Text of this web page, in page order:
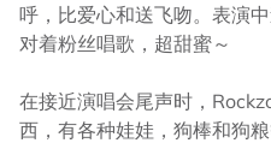
呼，比爱心和送飞吻。表演
对着粉丝唱歌，超甜蜜～
在接近演唱会尾声时，
西，有各种娃娃，狗棒和狗